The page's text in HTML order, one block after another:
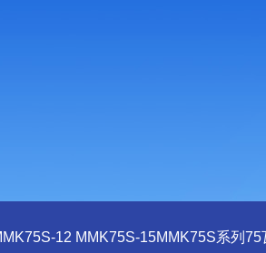
12 MMK75S-15MMK75S系列